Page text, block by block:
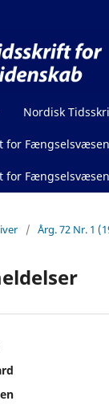
Nordisk
for
for
/ Årg. 72 Nr. 1